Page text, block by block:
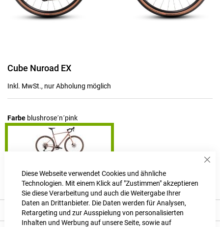
Diese Webseite verwendet Cookies und ähnliche
Technologien. Mit einem Klick auf "Zustimmen" akzeptieren
Sie diese Verarbeitung und auch die Weitergabe Ihrer
Daten an Drittanbieter. Die Daten werden für Analysen,
Retargeting und zur Ausspielung von personalisierten
Inhalten und Werbung auf unsere Seite, sowie auf
Zum
der
Cube Nuroad EX
Inkl. MwSt., nur Abholung möglich
Farbe blushrose´n´pink
Produktanfrage stellen
Produkt Details